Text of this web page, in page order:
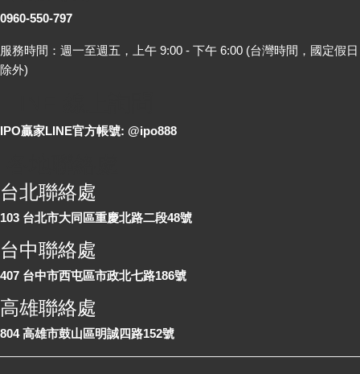
0960-550-797
服務時間：週一至週五，上午 9:00 - 下午 6:00 (台灣時間，國定假日
除外)
IPO贏家LINE官方帳號: @ipo888
台北聯絡處
103 台北市大同區重慶北路二段48號
台中聯絡處
407 台中市西屯區市政北七路186號
高雄聯絡處
804 高雄市鼓山區明誠四路152號